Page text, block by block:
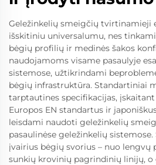
Geležinkelių smeigčių tvirtinamieji
išskitiniu universalumu, nes
bėgių profilių ir medinės šakos
naudojamoms visame pasaulyje
sistemose, užtikrindami
bėgių infrastruktūra. Standartiniai
tarptautines specifikacijas,
Europos EN standartus ir
leisdami naudoti geležinkelių
pasaulinėse geležinkelių
įvairius bėgių svorius – nuo
sunkių krovinių pagrindinių linijų, o